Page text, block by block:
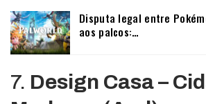
Disputa legal entre
aos palcos:…
7. Design Casa –